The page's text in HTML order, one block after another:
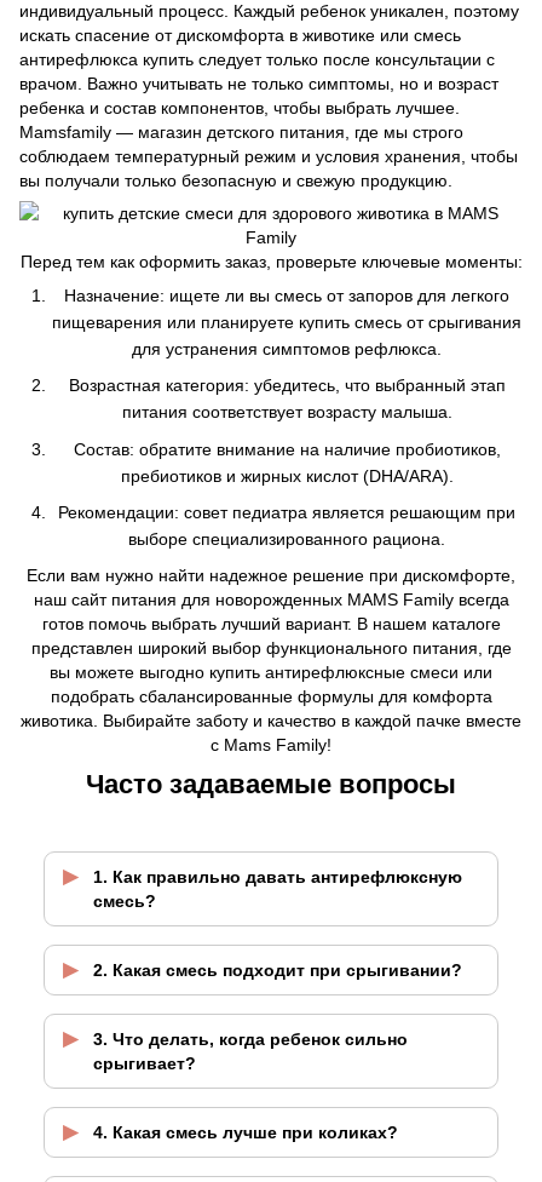
индивидуальный процесс. Каждый ребенок уникален, поэтому
искать спасение от дискомфорта в животике или смесь
антирефлюкса купить следует только после консультации с
врачом. Важно учитывать не только симптомы, но и возраст
ребенка и состав компонентов, чтобы выбрать лучшее.
Mamsfamily — магазин детского питания, где мы строго
соблюдаем температурный режим и условия хранения, чтобы
вы получали только безопасную и свежую продукцию.
Перед тем как оформить заказ, проверьте ключевые моменты:
Назначение: ищете ли вы смесь от запоров для легкого
пищеварения или планируете купить смесь от срыгивания
для устранения симптомов рефлюкса.
Возрастная категория: убедитесь, что выбранный этап
питания соответствует возрасту малыша.
Состав: обратите внимание на наличие пробиотиков,
пребиотиков и жирных кислот (DHA/ARA).
Рекомендации: совет педиатра является решающим при
выборе специализированного рациона.
Если вам нужно найти надежное решение при дискомфорте,
наш сайт питания для новорожденных MAMS Family всегда
готов помочь выбрать лучший вариант. В нашем каталоге
представлен широкий выбор функционального питания, где
вы можете выгодно купить антирефлюксные смеси или
подобрать сбалансированные формулы для комфорта
животика. Выбирайте заботу и качество в каждой пачке вместе
с Mams Family!
Часто задаваемые вопросы
1. Как правильно давать антирефлюксную
смесь?
2. Какая смесь подходит при срыгивании?
3. Что делать, когда ребенок сильно
срыгивает?
4. Какая смесь лучше при коликах?